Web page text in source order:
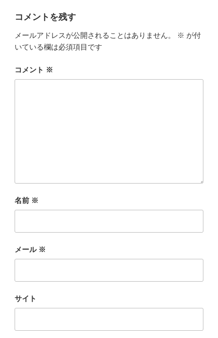
コメントを残す
メールアドレスが公開されることはありません。 ※ が付
いている欄は必須項目です
コメント ※
名前 ※
メール ※
サイト